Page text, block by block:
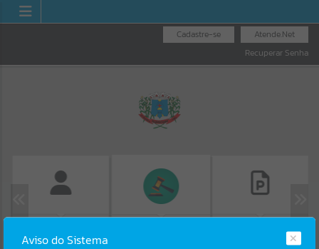
Atende.Net
Cadastre-se
Recuperar Senha
PAGAMENTO
Aviso do Sistema
Erro